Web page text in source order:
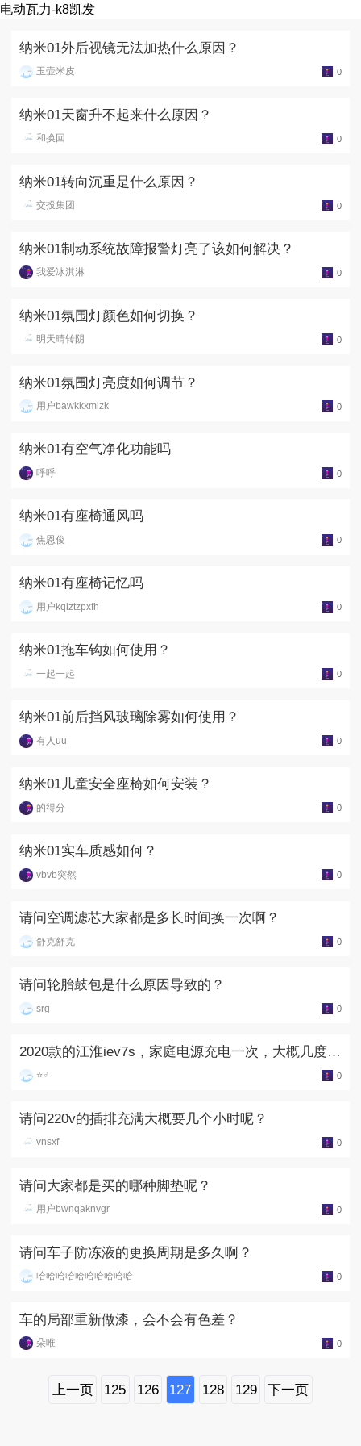
电动瓦力-k8凯发
纳米01外后视镜无法加热什么原因？
玉壶米皮 0
纳米01天窗升不起来什么原因？
和换回 0
纳米01转向沉重是什么原因？
交投集团 0
纳米01制动系统故障报警灯亮了该如何解决？
我爱冰淇淋 0
纳米01氛围灯颜色如何切换？
明天晴转阴 0
纳米01氛围灯亮度如何调节？
用户bawkkxmlzk 0
纳米01有空气净化功能吗
呼呼 0
纳米01有座椅通风吗
焦恩俊 0
纳米01有座椅记忆吗
用户kqlztzpxfh 0
纳米01拖车钩如何使用？
一起一起 0
纳米01前后挡风玻璃除雾如何使用？
有人uu 0
纳米01儿童安全座椅如何安装？
的得分 0
纳米01实车质感如何？
vbvb突然 0
请问空调滤芯大家都是多长时间换一次啊？
舒克舒克 0
请问轮胎鼓包是什么原因导致的？
srg 0
2020款的江淮iev7s，家庭电源充电一次，大概几度
电？
⭐♂ 0
请问220v的插排充满大概要几个小时呢？
vnsxf 0
请问大家都是买的哪种脚垫呢？
用户bwnqaknvgr 0
请问车子防冻液的更换周期是多久啊？
哈哈哈哈哈哈哈哈哈哈 0
车的局部重新做漆，会不会有色差？
朵唯 0
上一页 125 126 127 128 129 下一页